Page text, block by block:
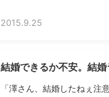
2015.9.25
結婚できるか不安。結
「澤さん、結婚したねぇ注